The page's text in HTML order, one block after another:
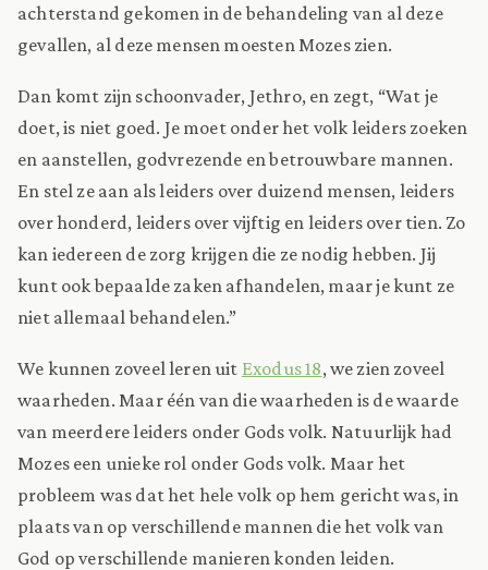
achterstand gekomen in de behandeling van al deze
gevallen, al deze mensen moesten Mozes zien.
Dan komt zijn schoonvader, Jethro, en zegt, “Wat je
doet, is niet goed. Je moet onder het volk leiders zoeken
en aanstellen, godvrezende en betrouwbare mannen.
En stel ze aan als leiders over duizend mensen, leiders
over honderd, leiders over vijftig en leiders over tien. Zo
kan iedereen de zorg krijgen die ze nodig hebben. Jij
kunt ook bepaalde zaken afhandelen, maar je kunt ze
niet allemaal behandelen.”
We kunnen zoveel leren uit Exodus 18, we zien zoveel
waarheden. Maar één van die waarheden is de waarde
van meerdere leiders onder Gods volk. Natuurlijk had
Mozes een unieke rol onder Gods volk. Maar het
probleem was dat het hele volk op hem gericht was, in
plaats van op verschillende mannen die het volk van
God op verschillende manieren konden leiden.